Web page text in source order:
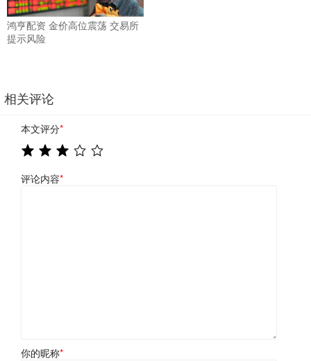
鸿亨配资 金价高位震荡 交易所
提示风险
相关评论
本文评分*
评论内容*
你的昵称*